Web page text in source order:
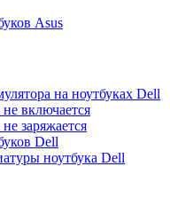
Asus
на ноутбуках Dell
включается
заряжается
Dell
ноутбука Dell